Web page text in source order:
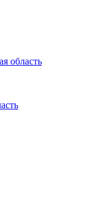
область